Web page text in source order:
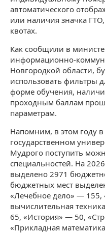
автоматического
или наличия значка
квотах.
Как сообщили в
информационно-
Новгородкой области,
использовать фильтры
форме обучения,
проходным баллам
параметрам.
Напомним, в этом году
государственном
Мудрого поступить
специальностей. На
выделено 2971
бюджетных мест
«Лечебное дело» —
вычислительная
65, «История» — 50,
«Прикладная